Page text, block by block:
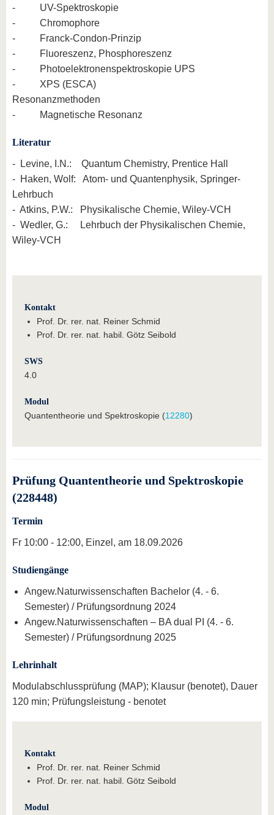
- UV-Spektroskopie
- Chromophore
- Franck-Condon-Prinzip
- Fluoreszenz, Phosphoreszenz
- Photoelektronenspektroskopie UPS
- XPS (ESCA)
Resonanzmethoden
- Magnetische Resonanz
Literatur
- Levine, I.N.: Quantum Chemistry, Prentice Hall
- Haken, Wolf: Atom- und Quantenphysik, Springer-
Lehrbuch
- Atkins, P.W.: Physikalische Chemie, Wiley-VCH
- Wedler, G.: Lehrbuch der Physikalischen Chemie,
Wiley-VCH
Kontakt
Prof. Dr. rer. nat. Reiner Schmid
Prof. Dr. rer. nat. habil. Götz Seibold
SWS
4.0
Modul
Quantentheorie und Spektroskopie (12280)
Prüfung Quantentheorie und Spektroskopie
(228448)
Termin
Fr 10:00 - 12:00, Einzel, am 18.09.2026
Studiengänge
Angew.Naturwissenschaften Bachelor (4. - 6.
Semester) / Prüfungsordnung 2024
Angew.Naturwissenschaften – BA dual PI (4. - 6.
Semester) / Prüfungsordnung 2025
Lehrinhalt
Modulabschlussprüfung (MAP); Klausur (benotet), Dauer
120 min; Prüfungsleistung - benotet
Kontakt
Prof. Dr. rer. nat. Reiner Schmid
Prof. Dr. rer. nat. habil. Götz Seibold
Modul